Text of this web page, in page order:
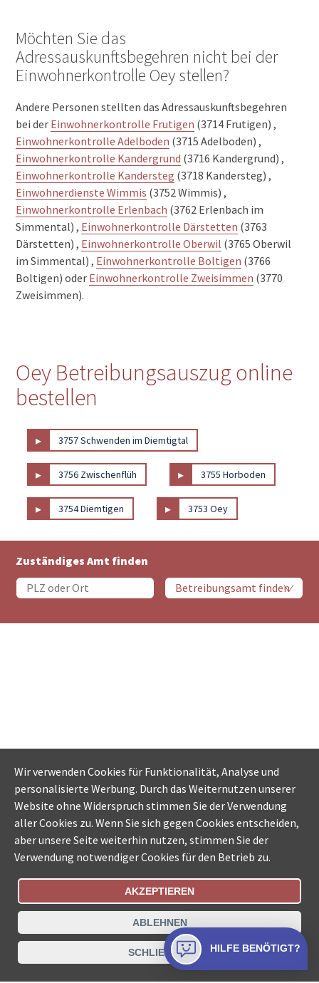
Möchten Sie das
Adressauskunftsbegehren nicht bei der
Einwohnerkontrolle Oey stellen?
Andere Personen stellten das Adressauskunftsbegehren
bei der Einwohnerkontrolle Frutigen (3714 Frutigen) ,
Einwohnerkontrolle Adelboden (3715 Adelboden) ,
Einwohnerkontrolle Kandergrund (3716 Kandergrund) ,
Einwohnerkontrolle Kandersteg (3718 Kandersteg) ,
Einwohnerdienste Wimmis (3752 Wimmis) ,
Einwohnerkontrolle Erlenbach (3762 Erlenbach im
Simmental) , Einwohnerkontrolle Därstetten (3763
Därstetten) , Einwohnerkontrolle Oberwil (3765 Oberwil
im Simmental) , Einwohnerkontrolle Boltigen (3766
Boltigen) oder Einwohnerkontrolle Zweisimmen (3770
Zweisimmen).
Oey Betreibungsauszug online
bestellen
▸ 3757 Schwenden im Diemtigtal
▸ 3756 Zwischenflüh ▸ 3755 Horboden
▸ 3754 Diemtigen ▸ 3753 Oey
Zuständiges Amt finden
Bestellungsstatus Ämtersuche der Schweiz
Datenschutz Impressum Nutzungsbestimmungen
Kontakt
Wir verwenden Cookies für Funktionalität, Analyse und
personalisierte Werbung. Durch das Weiternutzen unserer
Website ohne Widerspruch stimmen Sie der Verwendung
aller Cookies zu. Wenn Sie sich gegen Cookies entscheiden,
aber unsere Seite weiterhin nutzen, stimmen Sie der
Verwendung notwendiger Cookies für den Betrieb zu.
AKZEPTIEREN
ABLEHNEN
SCHLIESSEN HILFE BENÖTIGT?